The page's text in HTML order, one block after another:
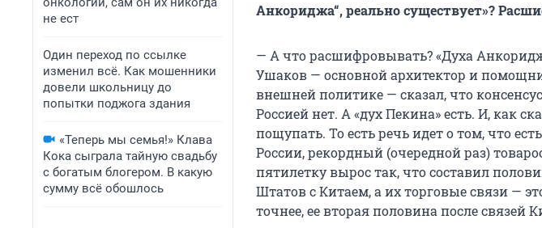
не ест
Один переход по ссылке
изменил всё. Как мошенники
довели школьницу до
попытки поджога здания
«Теперь мы семья!» Клава
Кока сыграла тайную свадьбу
с богатым блогером. В какую
сумму всё обошлось
Анкориджа“, реально существует»?
— А что расшифровывать? «Духа
Ушаков — основной архитектор и
внешней политике — сказал, что
Россией нет. А «дух Пекина» есть. И, как
пощупать. То есть речь идет о том, что
России, рекордный (очередной раз)
пятилетку вырос так, что составил
Штатов с Китаем, а их торговые связи —
точнее, ее вторая половина после связей